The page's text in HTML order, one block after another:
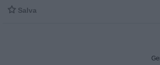
 Salva